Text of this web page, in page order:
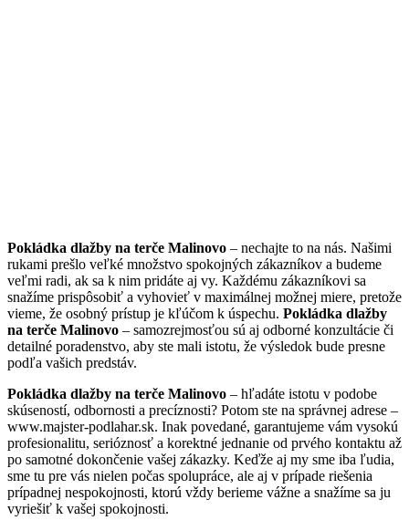
Pokládka dlažby na terče Malinovo – nechajte to na nás. Našimi
rukami prešlo veľké množstvo spokojných zákazníkov a budeme
veľmi radi, ak sa k nim pridáte aj vy. Každému zákazníkovi sa
snažíme prispôsobiť a vyhovieť v maximálnej možnej miere, pretože
vieme, že osobný prístup je kľúčom k úspechu. Pokládka dlažby
na terče Malinovo – samozrejmosťou sú aj odborné konzultácie či
detailné poradenstvo, aby ste mali istotu, že výsledok bude presne
podľa vašich predstáv.
Pokládka dlažby na terče Malinovo – hľadáte istotu v podobe
skúseností, odbornosti a precíznosti? Potom ste na správnej adrese –
www.majster-podlahar.sk. Inak povedané, garantujeme vám vysokú
profesionalitu, serióznosť a korektné jednanie od prvého kontaktu až
po samotné dokončenie vašej zákazky. Keďže aj my sme iba ľudia,
sme tu pre vás nielen počas spolupráce, ale aj v prípade riešenia
prípadnej nespokojnosti, ktorú vždy berieme vážne a snažíme sa ju
vyriešiť k vašej spokojnosti.